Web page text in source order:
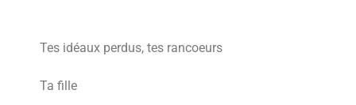
Tes idéaux perdus, tes rancoeurs
Ta fille